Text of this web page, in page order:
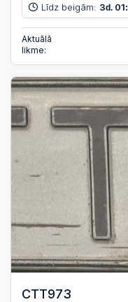
Līdz beigām: 3d. 01:
Aktuālā
likme:
CTT973